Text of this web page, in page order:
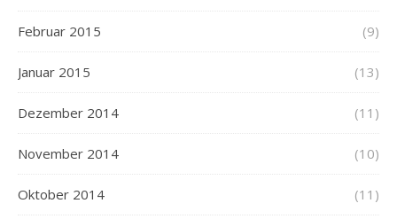
Februar 2015 (9)
Januar 2015 (13)
Dezember 2014 (11)
November 2014 (10)
Oktober 2014 (11)